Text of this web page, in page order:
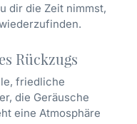
dir die Zeit nimmst,
Rückzugs
friedliche
die Geräusche
eine Atmosphäre